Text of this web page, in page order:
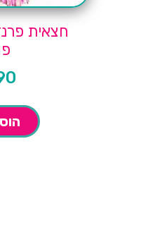
חצאית